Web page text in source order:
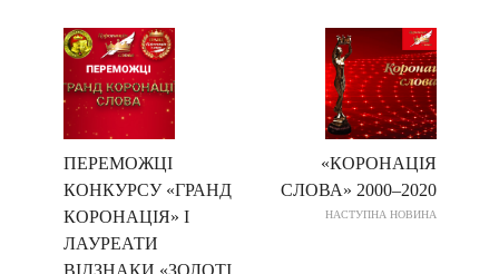
ПЕРЕМОЖЦІ
КОНКУРСУ «ГРАНД
КОРОНАЦІЯ» І
ЛАУРЕАТИ
«КОРОНАЦІЯ
СЛОВА» 2000–2020
НАСТУПНА НОВИНА